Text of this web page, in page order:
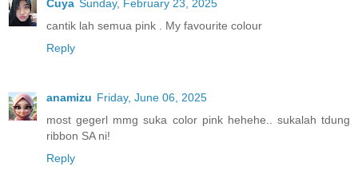
Cuya Sunday, February 23, 2025
cantik lah semua pink . My favourite colour
Reply
anamizu Friday, June 06, 2025
most gegerl mmg suka color pink hehehe.. sukalah tdung
ribbon SA ni!
Reply